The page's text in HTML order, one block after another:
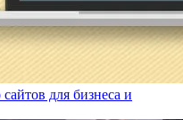
для бизнеса и